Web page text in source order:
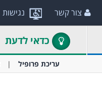
נגישות צור קשר
כדאי לדעת
עריכת פרופיל